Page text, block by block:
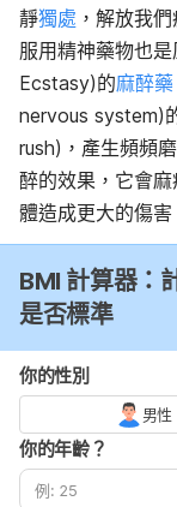
靜獨處 ，解放我
服用精神藥物也
Ecstasy)的麻醉藥
nervous system)
rush)，產生頻頻
醉的效果，它會
體造成更大的傷害
BMI 計算器：
是否標準
你的性別
男性
你的年齡？